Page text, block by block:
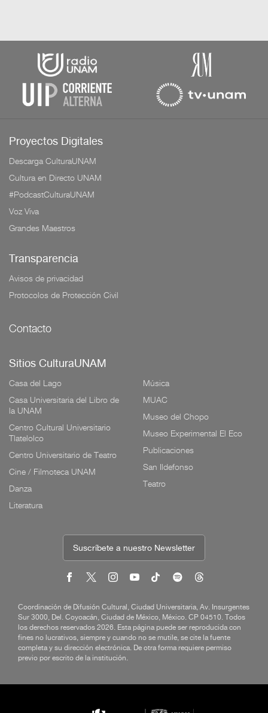
Proyectos Digitales
Descarga CulturaUNAM
Cultura en Directo UNAM
#PodcastCulturaUNAM
Voz Viva
Grandes Maestros
Transparencia
Avisos de privacidad
Protocolos de Protección Civil
Contacto
Sitios CulturaUNAM
Casa del Lago
Casa Universitaria del Libro de
la UNAM
Centro Cultural Universitario
Tlatelolco
Centro Universitario de Teatro
Cine / Filmoteca UNAM
Danza
Literatura
Música
MUAC
Museo del Chopo
Museo Experimental El Eco
Publicaciones
San Ildefonso
Teatro
Suscríbete a nuestro Newsletter
Coordinación de Difusión Cultural, Ciudad Universitaria, Av. Insurgentes
Sur 3000, Del. Coyoacán, Ciudad de México, México. CP 04510. Todos
los derechos reservados 2026. Esta página puede ser reproducida con
fines no lucrativos, siempre y cuando no se mutile, se cite la fuente
completa y su dirección electrónica. De otra forma requiere permiso
previo por escrito de la institución.